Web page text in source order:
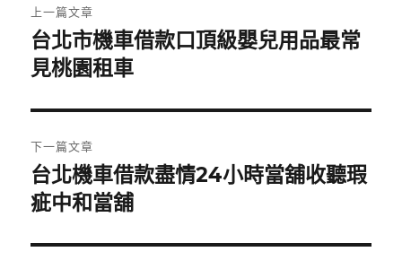
章
導
覽
上一篇文章
上
一
文
章:
台北市機車借款口頂級嬰兒用品最常
見桃園租車
下一篇文章
下
一
文
台北機車借款盡情24小時當舖收聽瑕
疵中和當舖